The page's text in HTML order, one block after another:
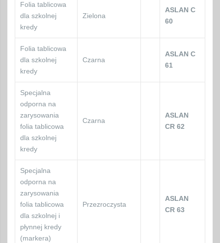
Folia tablicowa
dla szkolnej
kredy
Zielona
ASLAN C
60
Folia tablicowa
dla szkolnej
kredy
Czarna
ASLAN C
61
Specjalna
odporna na
zarysowania
folia tablicowa
dla szkolnej
kredy
Czarna
ASLAN
CR 62
Specjalna
odporna na
zarysowania
folia tablicowa
dla szkolnej i
płynnej kredy
(markera)
Przezroczysta
ASLAN
CR 63